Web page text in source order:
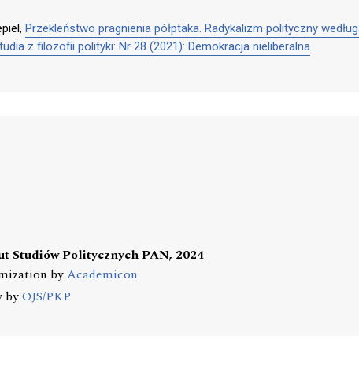
Przekleństwo pragnienia półptaka. Radykalizm polityczny
z filozofii polityki: Nr 28 (2021): Demokracja nieliberalna
Studiów Politycznych PAN, 2024
byAcademicon
byOJS/PKP